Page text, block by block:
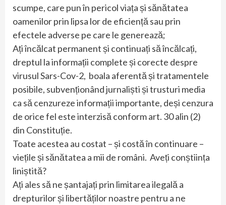
scumpe, care pun în pericol viața și sănătatea
oamenilor prin lipsa lor de eficiență sau prin
efectele adverse pe care le generează;
Ați încălcat permanent și continuați să încălcați,
dreptul la informații complete și corecte despre
virusul Sars-Cov-2, boala aferentă și tratamentele
posibile, subvenționând jurnaliști și trusturi media
ca să cenzureze informații importante, deși cenzura
de orice fel este interzisă conform art. 30 alin (2)
din Constituție.
Toate acestea au costat – și costă în continuare –
viețile și sănătatea a mii de români. Aveți conștiința
liniștită?
Ați ales să ne șantajați prin limitarea ilegală a
drepturilor și libertăților noastre pentru a ne